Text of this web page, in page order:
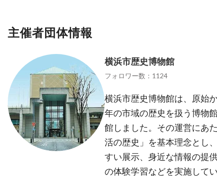
主催者団体情報
横浜市歴史博物館
フォロワー数：1124
横浜市歴史博物館は、原始
年の市域の歴史を扱う博物
館しました。その運営にあ
活の歴史」を基本理念とし
すい展示、身近な情報の提
の体験学習などを実施して